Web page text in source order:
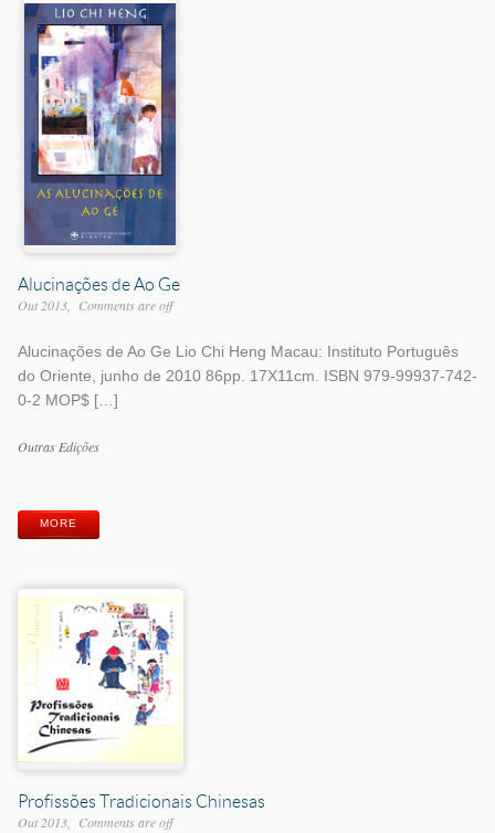
Alucinações de Ao Ge
Out 2013 Comments are off
Alucinações de Ao Ge Lio Chi Heng Macau: Instituto Português
do Oriente, junho de 2010 86pp. 17X11cm. ISBN 979-99937-742-
0-2 MOP$ […]
Work
Outras Edições
MORE
Profissões Tradicionais Chinesas
Out 2013 Comments are off